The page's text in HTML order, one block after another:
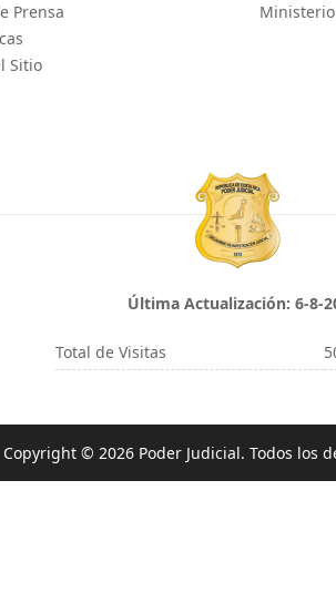
Prensa
Sitio
Última Actualización: 6-8-
Total de Visitas
Copyright © 2026 Poder Judicial. Todos los